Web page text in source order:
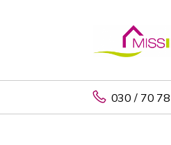
030 / 70